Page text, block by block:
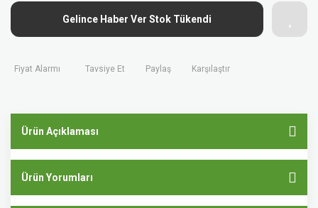
Gelince Haber Ver Stok Tükendi
Fiyat Alarmı Tavsiye Et Paylaş Karşılaştır
Ürün Açıklaması
Ürün Yorumları